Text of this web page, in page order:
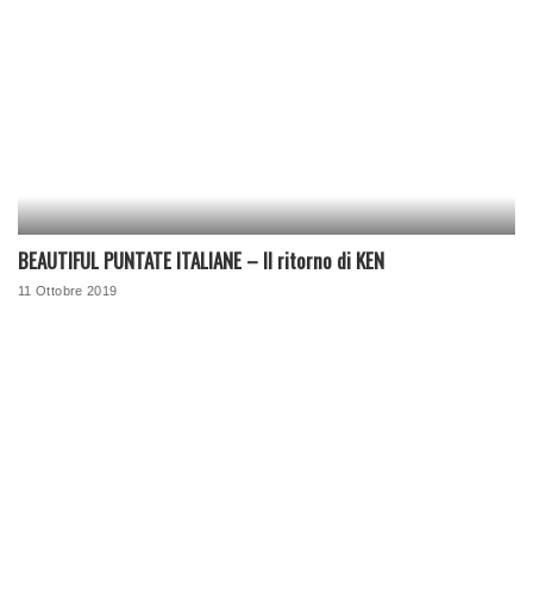
BEAUTIFUL PUNTATE ITALIANE – Il ritorno di KEN
11 Ottobre 2019